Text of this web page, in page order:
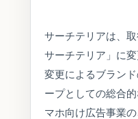
サーチテリアは、
サーチテリア」に
変更によるブラン
ープとしての総合
マホ向け広告事業